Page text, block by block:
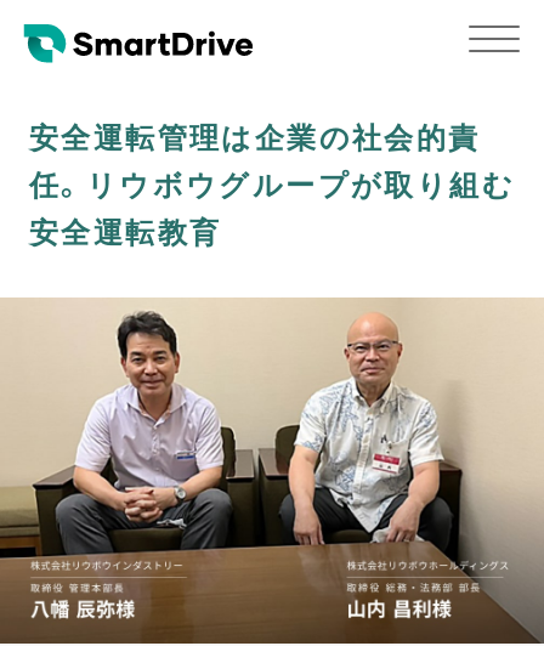
安全運転管理は企業の社会的責
任。リウボウグループが取り組む
安全運転教育